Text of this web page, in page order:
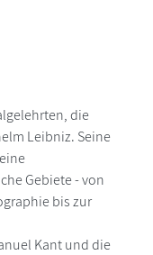
die
Leibniz. Seine
Gebiete - von
bis zur
Kant und die